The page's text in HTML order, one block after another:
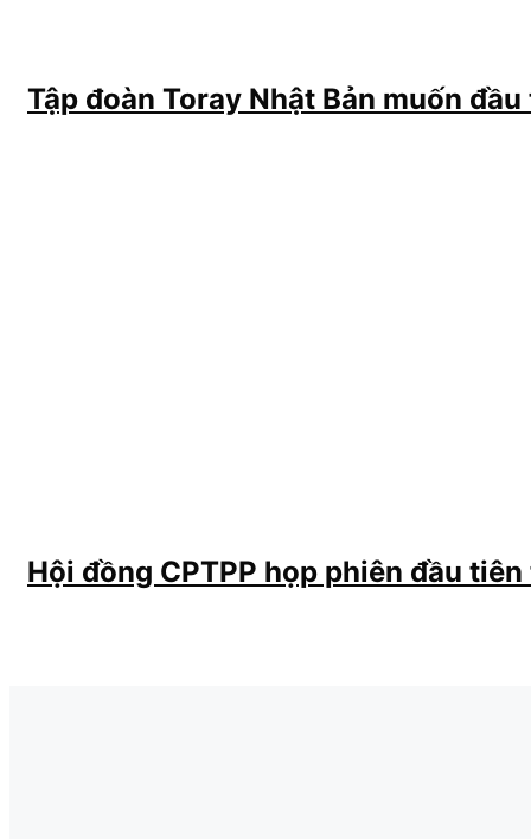
Tập đoàn Toray Nhật Bản muốn
Hội đồng CPTPP họp phiên đầu